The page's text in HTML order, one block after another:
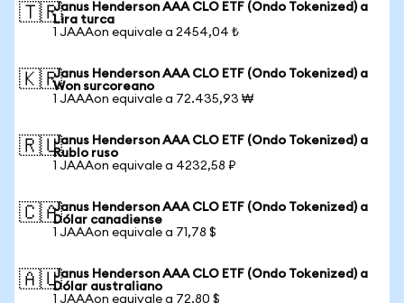
🇹🇷Janus Henderson AAA CLO ETF (Ondo Tokenized) a
Lira turca
1 JAAAon equivale a 2454,04 ₺
🇰🇷Janus Henderson AAA CLO ETF (Ondo Tokenized) a
Won surcoreano
1 JAAAon equivale a 72.435,93 ₩
🇷🇺Janus Henderson AAA CLO ETF (Ondo Tokenized) a
Rublo ruso
1 JAAAon equivale a 4232,58 ₽
🇨🇦Janus Henderson AAA CLO ETF (Ondo Tokenized) a
Dólar canadiense
1 JAAAon equivale a 71,78 $
🇦🇺Janus Henderson AAA CLO ETF (Ondo Tokenized) a
Dólar australiano
1 JAAAon equivale a 72,80 $